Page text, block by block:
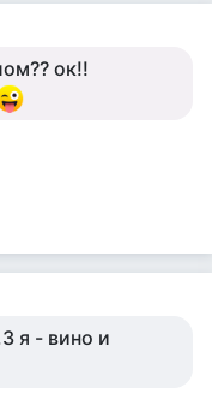
ок!!
я - вино и